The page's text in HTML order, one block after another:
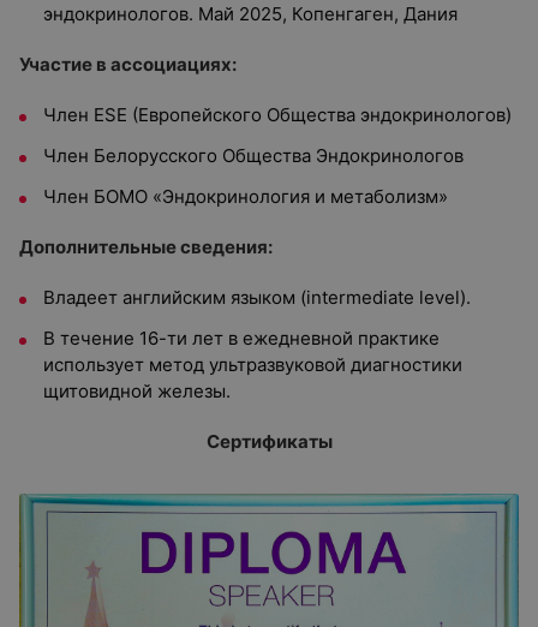
эндокринологов. Май 2025, Копенгаген, Дания
Участие в ассоциациях:
Член ESE (Европейского Общества эндокринологов)
Член Белорусского Общества Эндокринологов
Член БОМО «Эндокринология и метаболизм»
Дополнительные сведения:
Владеет английским языком (intermediate level).
В течение 16-ти лет в ежедневной практике
использует метод ультразвуковой диагностики
щитовидной железы.
Сертификаты